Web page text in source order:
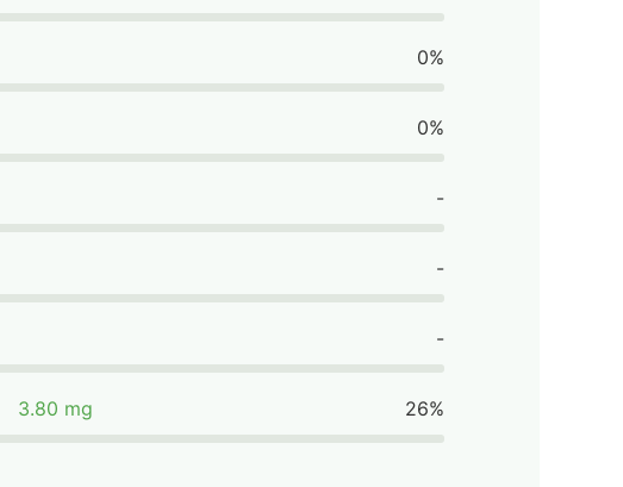
0%
0%
-
-
-
3.80 mg 26%